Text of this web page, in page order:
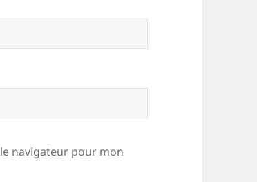
navigateur pour mon